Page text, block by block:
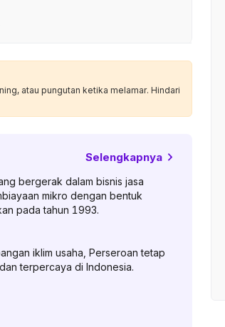
atau pungutan ketika melamar. Hindari
Selengkapnya
bergerak dalam bisnis jasa
mikro dengan bentuk
pada tahun 1993.
iklim usaha, Perseroan tetap
terpercaya di Indonesia.